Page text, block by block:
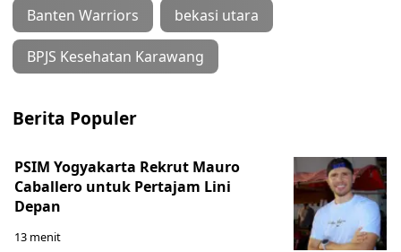
Banten Warriors bekasi utara
BPJS Kesehatan Karawang
Berita Populer
PSIM Yogyakarta Rekrut Mauro
Caballero untuk Pertajam Lini
Depan
13 menit